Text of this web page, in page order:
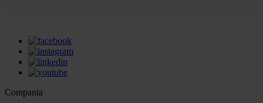
Compania